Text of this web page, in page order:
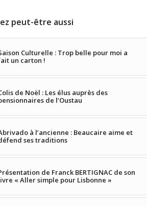
peut-être aussi
Culturelle : Trop belle pour moi a
un carton !
de Noël : Les élus auprès des
de l’Oustau
à l’ancienne : Beaucaire aime et
ses traditions
de Franck BERTIGNAC de son
« Aller simple pour Lisbonne »